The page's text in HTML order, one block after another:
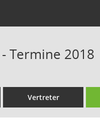
Termine 2018
Vertreter